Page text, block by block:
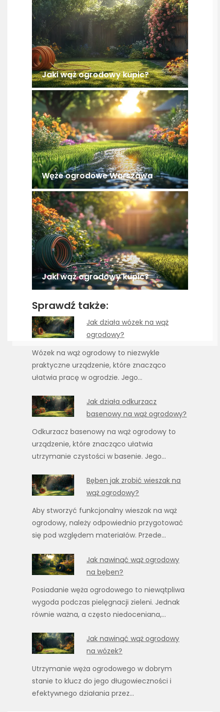
Jaki wąż ogrodowy kupic?
Węże ogrodowe Warszawa
Jaki wąż ogrodowy kupic?
Sprawdź także:
Jak działa wózek na wąż
ogrodowy?
Wózek na wąż ogrodowy to niezwykle
praktyczne urządzenie, które znacząco
ułatwia pracę w ogrodzie. Jego…
Jak działa odkurzacz
basenowy na wąż ogrodowy?
Odkurzacz basenowy na wąż ogrodowy to
urządzenie, które znacząco ułatwia
utrzymanie czystości w basenie. Jego…
Bęben jak zrobić wieszak na
wąż ogrodowy?
Aby stworzyć funkcjonalny wieszak na wąż
ogrodowy, należy odpowiednio przygotować
się pod względem materiałów. Przede…
Jak nawinąć wąż ogrodowy
na bęben?
Posiadanie węża ogrodowego to niewątpliwa
wygoda podczas pielęgnacji zieleni. Jednak
równie ważna, a często niedoceniana,…
Jak nawinąć wąż ogrodowy
na wózek?
Utrzymanie węża ogrodowego w dobrym
stanie to klucz do jego długowieczności i
efektywnego działania przez…